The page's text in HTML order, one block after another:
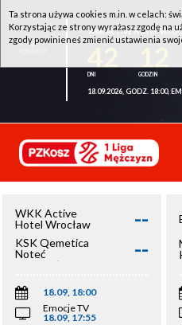
WKK ACTIVE HOTEL
18.09.2026, GODZ. 18:00,
WKK Active
Hotel Wrocław
--
KSK Qemetica
Noteć
Inowrocław
--
18.09, 18:00
Emocje TV
18.09, 17:55
Ta strona używa cookies m.in. w celach:
Korzystając ze strony wyrażasz zgodę na
zgody powinieneś zmienić ustawienia